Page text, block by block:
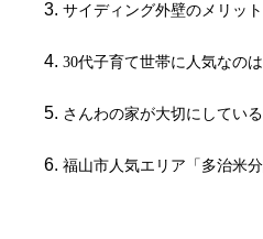
サイディング外壁のメリッ
30代子育て世帯に人気なの
さんわの家が大切にしている
福山市人気エリア「多治米